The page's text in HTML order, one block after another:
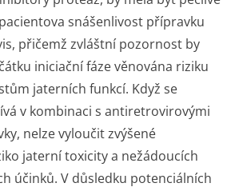
snášenlivost přípravku
přičemž zvláštní pozornost by
iniciační fáze věnována riziku
jaterních funkcí. Když se
v kombinaci s antiretrovirovými
nelze vyloučit zvýšené
jaterní toxicity a nežádoucích
účinků. V důsledku potenciálních